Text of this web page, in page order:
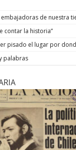
embajadoras de nuestra
contar la historia”
pisado el lugar por
palabras